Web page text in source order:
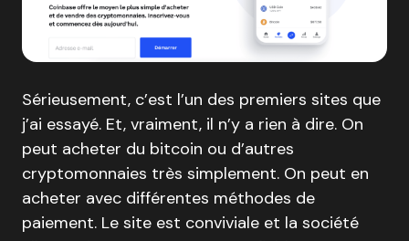
Sérieusement, c’est l’un des premiers sites que
j’ai essayé. Et, vraiment, il n’y a rien à dire. On
peut acheter du bitcoin ou d’autres
cryptomonnaies très simplement. On peut en
acheter avec différentes méthodes de
paiement. Le site est conviviale et la société